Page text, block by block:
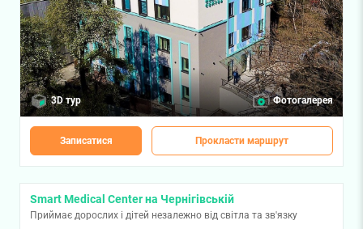
3D тур Фотогалерея
Записатися Прокласти маршрут
Smart Medical Center на Чернігівській
Приймає дорослих і дітей незалежно від світла та зв'язку